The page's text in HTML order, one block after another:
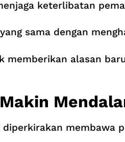
keterlibatan
sama dengan
memberikan alasan
membawa